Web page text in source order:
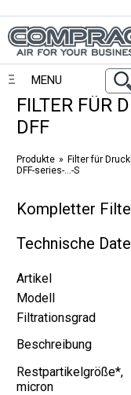
MENU
FILTER FÜR
DFF
Produkte Filter für
DFF-series-...-S
Kompletter
Technische
Artikel
Modell
Filtrationsgrad
Beschreibung
Restpartikelgröße*,
micron